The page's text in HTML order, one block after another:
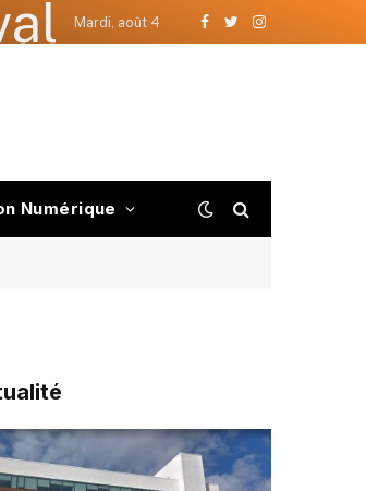
Mardi, août 4
Facebook
TwitterInstagram
Numérique